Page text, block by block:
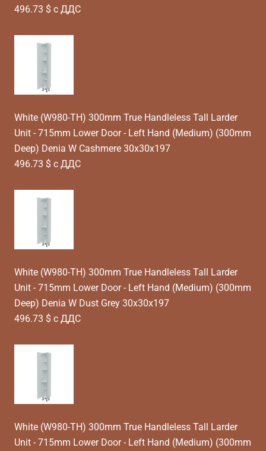
496.73 $ с ДДС
White (W980-TH) 300mm True Handleless Tall Larder
Unit - 715mm Lower Door - Left Hand (Medium) (300mm
Deep) Denia W Cashmere 30x30x197
496.73 $ с ДДС
White (W980-TH) 300mm True Handleless Tall Larder
Unit - 715mm Lower Door - Left Hand (Medium) (300mm
Deep) Denia W Dust Grey 30x30x197
496.73 $ с ДДС
White (W980-TH) 300mm True Handleless Tall Larder
Unit - 715mm Lower Door - Left Hand (Medium) (300mm